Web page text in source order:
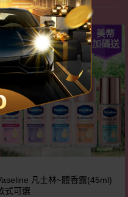
薦!
美幣
加碼送
凡士林~體香露(45ml)
式可選